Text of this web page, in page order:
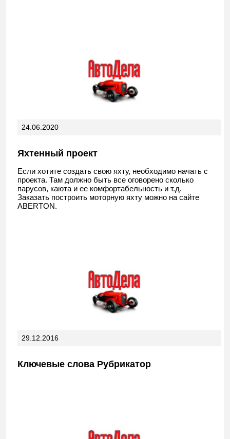
24.06.2020
Яхтенный проект
Если хотите создать свою яхту, необходимо начать с
проекта. Там должно быть все оговорено сколько
парусов, каюта и ее комфортабельность и т.д.
Заказать построить моторную яхту можно на сайте
ABERTON.
29.12.2016
Ключевые слова Рубрикатор